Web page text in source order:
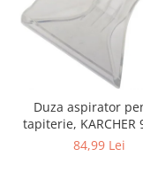
Duza aspirator
tapiterie, KARCHER
278.0, SE4001, SE4002,
84,99 Lei